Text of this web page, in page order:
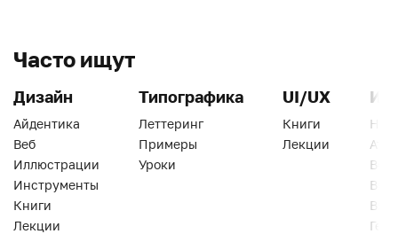
Часто ищут
Дизайн
Айдентика
Веб
Иллюстрации
Инструменты
Книги
Лекции
Типографика
Леттеринг
Примеры
Уроки
UI/UX
Книги
Лекции
Веб